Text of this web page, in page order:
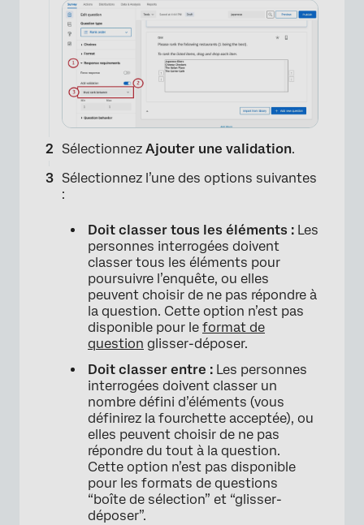
×
Sélectionnez Ajouter une validation.
Sélectionnez l’une des options suivantes
:
Doit classer tous les éléments : Les
personnes interrogées doivent
classer tous les éléments pour
poursuivre l’enquête, ou elles
peuvent choisir de ne pas répondre à
la question. Cette option n’est pas
disponible pour le format de
question glisser-déposer.
Doit classer entre : Les personnes
interrogées doivent classer un
nombre défini d’éléments (vous
définirez la fourchette acceptée), ou
elles peuvent choisir de ne pas
répondre du tout à la question.
Cette option n’est pas disponible
pour les formats de questions
“boîte de sélection” et “glisser-
déposer”.